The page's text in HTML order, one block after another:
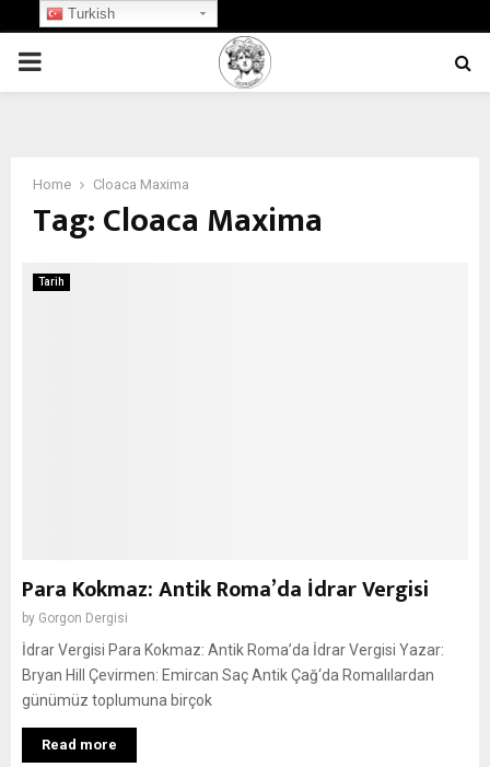
PRIMARY
Home Cloaca Maxima
Tag:Cloaca Maxima
Tarih
Para Kokmaz: Antik Roma’da İdrar Vergisi
by Gorgon Dergisi
İdrar Vergisi Para Kokmaz: Antik Roma’da İdrar Vergisi Yazar:
Bryan Hill Çevirmen: Emircan Saç Antik Çağ‘da Romalılardan
günümüz toplumuna birçok
Read more
Turkish